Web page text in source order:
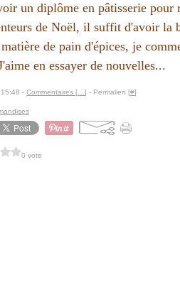
un diplôme en pâtisserie pour
de Noël, il suffit d'avoir la
de pain d'épices, je
en essayer de nouvelles...
- Commentaires [ ] - Permalien [#]
0 vote